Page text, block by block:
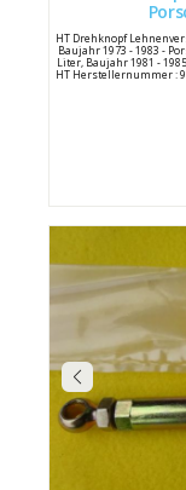
HT Drehknopf
Baujahr 1973 - 1983 -
Liter, Baujahr 1981 -
HT Herstellernummer :